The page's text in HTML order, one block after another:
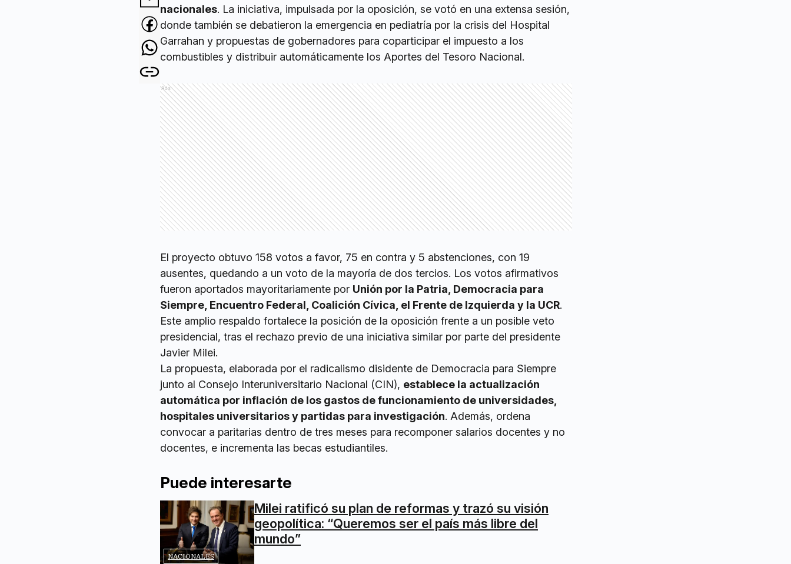
nacionales. La iniciativa, impulsada por la oposición, se votó en una extensa sesión,
donde también se debatieron la emergencia en pediatría por la crisis del Hospital
Garrahan y propuestas de gobernadores para coparticipar el impuesto a los
combustibles y distribuir automáticamente los Aportes del Tesoro Nacional.
Ads
El proyecto obtuvo 158 votos a favor, 75 en contra y 5 abstenciones, con 19
ausentes, quedando a un voto de la mayoría de dos tercios. Los votos afirmativos
fueron aportados mayoritariamente por Unión por la Patria, Democracia para
Siempre, Encuentro Federal, Coalición Cívica, el Frente de Izquierda y la UCR.
Este amplio respaldo fortalece la posición de la oposición frente a un posible veto
presidencial, tras el rechazo previo de una iniciativa similar por parte del presidente
Javier Milei.
La propuesta, elaborada por el radicalismo disidente de Democracia para Siempre
junto al Consejo Interuniversitario Nacional (CIN), establece la actualización
automática por inflación de los gastos de funcionamiento de universidades,
hospitales universitarios y partidas para investigación. Además, ordena
convocar a paritarias dentro de tres meses para recomponer salarios docentes y no
docentes, e incrementa las becas estudiantiles.
Puede interesarte
NACIONALES
Milei ratificó su plan de reformas y trazó su visión
geopolítica: “Queremos ser el país más libre del
mundo”